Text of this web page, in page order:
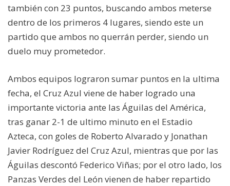
también con 23 puntos, buscando ambos meterse
dentro de los primeros 4 lugares, siendo este un
partido que ambos no querrán perder, siendo un
duelo muy prometedor.
Ambos equipos lograron sumar puntos en la ultima
fecha, el Cruz Azul viene de haber logrado una
importante victoria ante las Águilas del América,
tras ganar 2-1 de ultimo minuto en el Estadio
Azteca, con goles de Roberto Alvarado y Jonathan
Javier Rodríguez del Cruz Azul, mientras que por las
Águilas descontó Federico Viñas; por el otro lado, los
Panzas Verdes del León vienen de haber repartido